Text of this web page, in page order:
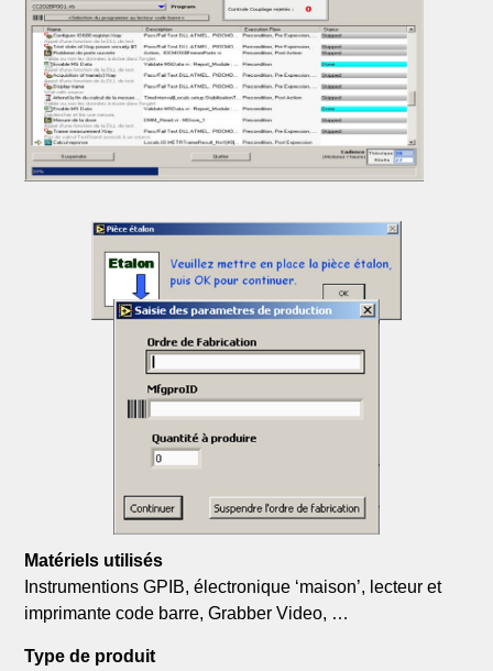
Matériels utilisés
Instrumentions GPIB, électronique ‘maison’, lecteur et
imprimante code barre, Grabber Video, …
Type de produit